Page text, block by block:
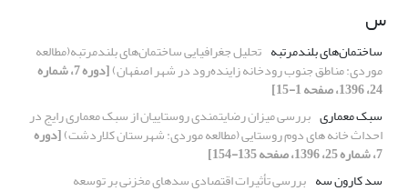
س
ساختمان‌های بلندمرتبه تحلیل جغرافیایی ساختمان‌های بلندمرتبه(مطالعه
موردی: مناطق جنوب رودخانه زاینده‌رود در شهر اصفهان) [دوره 7، شماره
24، 1396، صفحه 1-15]
سبک معماری بررسی میزان رضایتمندی روستاییان از سبک معماری رایج در
احداث خانه های دوم روستایی (مطالعه موردی: شهرستان کلاردشت)[دوره
7، شماره 25، 1396، صفحه 135-154]
سد کارون سه بررسی تأثیرات اقتصادی سدهای مخزنی بر توسعه